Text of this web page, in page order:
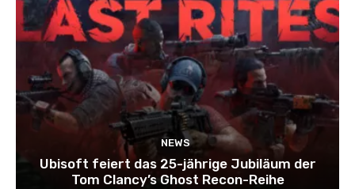
NEWS
Ubisoft feiert das 25-jährige Jubiläum der
Tom Clancy’s Ghost Recon-Reihe